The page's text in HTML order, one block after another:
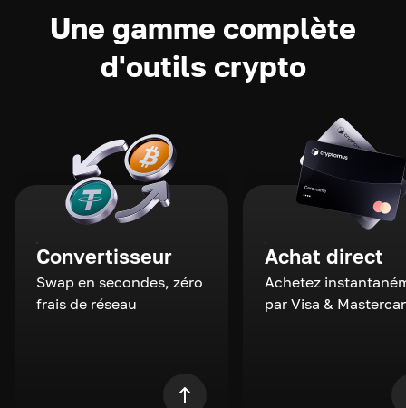
Une gamme complète
d'outils crypto
Convertisseur
Swap en secondes, zéro
frais de réseau
Achat direct
Achetez
par Visa &